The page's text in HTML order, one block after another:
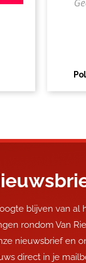
blijven van al
rondom Van
nieuwsbrief en
direct in je